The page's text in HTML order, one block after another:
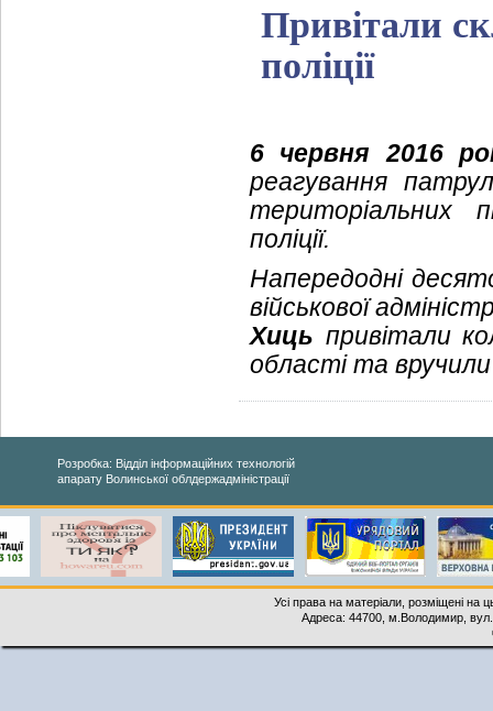
Привітали
поліції
6 червня 2016
реагування
територіальних
поліції.
Напередодні
військової
Хиць привітали
області та вручили
Розробка: Відділ інформаційних технологій
апарату Волинської облдержадміністрації
Усі права на матеріали, розміщені на
Адреса: 44700, м.Володимир,